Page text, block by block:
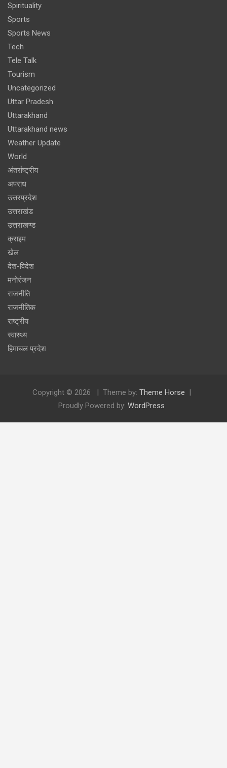
Spirituality
Sports
Sports News
Tech
Tele Talk
Tourism
Uncategorized
Uttar Pradesh
Uttarakhand
Uttarakhand news
Weather Update
World
अंतर्राष्ट्रीय
अपराध
उत्तरप्रदेश
उत्तराखंड
उत्तराखण्ड
क्राइम
खेल
देश-विदेश
मनोरंजन
राजनीति
राजनीतिक
राष्ट्रीय
स्वास्थ्य
हिमाचल प्रदेश
Copyright © 2026 Theme by: Theme Horse
Proudly Powered by: WordPress